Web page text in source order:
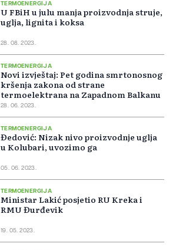
TERMOENERGIJA
U FBiH u julu manja proizvodnja struje,
uglja, lignita i koksa
28. 08. 2023.
TERMOENERGIJA
Novi izvještaj: Pet godina smrtonosnog
kršenja zakona od strane
termoelektrana na Zapadnom Balkanu
28. 06. 2023.
TERMOENERGIJA
Đedović: Nizak nivo proizvodnje uglja
u Kolubari, uvozimo ga
05. 06. 2023.
TERMOENERGIJA
Ministar Lakić posjetio RU Kreka i
RMU Đurđevik
19. 05. 2023.